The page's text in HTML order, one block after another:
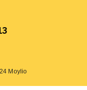
Moylio